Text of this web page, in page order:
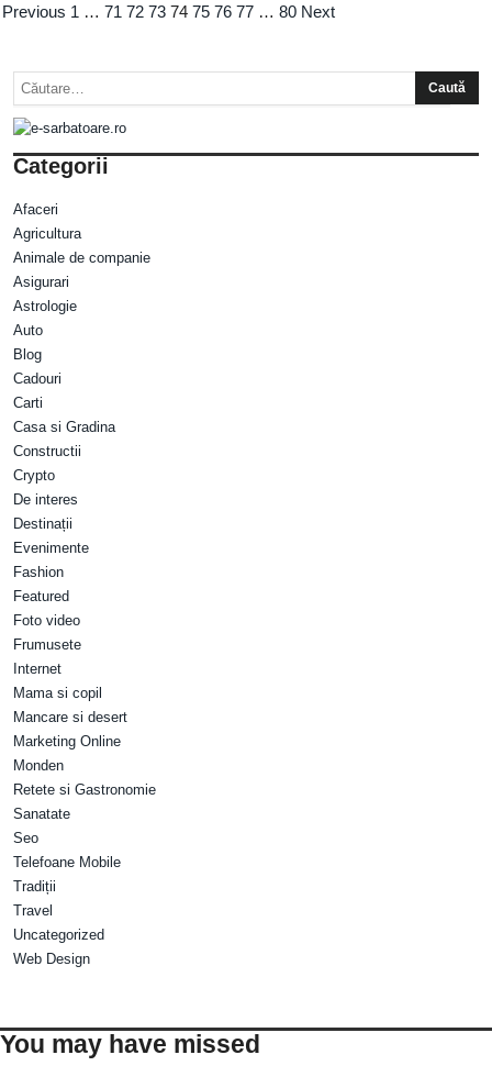
Previous 1 … 71 72 73 74 75 76 77 … 80 Next
Categorii
Afaceri
Agricultura
Animale de companie
Asigurari
Astrologie
Auto
Blog
Cadouri
Carti
Casa si Gradina
Constructii
Crypto
De interes
Destinații
Evenimente
Fashion
Featured
Foto video
Frumusete
Internet
Mama si copil
Mancare si desert
Marketing Online
Monden
Retete si Gastronomie
Sanatate
Seo
Telefoane Mobile
Tradiții
Travel
Uncategorized
Web Design
You may have missed